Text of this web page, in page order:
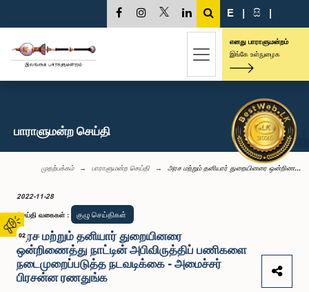
02
E | සි |
எனது பாராளுமன்றம்
இங்கே உள்நுழைக
பாராளுமன்ற செய்தி
முதற்பக்கம் பாராளுமன்ற செய்தி அரச மற்றும் தனியார் துறையினரை ஒன்றிண...
2022-11-28
செய்தி வகைகள் : குழு செய்திகள்
அரச மற்றும் தனியார் துறையினரை
ஒன்றிணைத்து நாட்டின் அபிவிருத்திப் பணிகளை
நடைமுறைப்படுத்த நடவடிக்கை - அமைச்சர்
பிரசன்ன ரணதுங்க